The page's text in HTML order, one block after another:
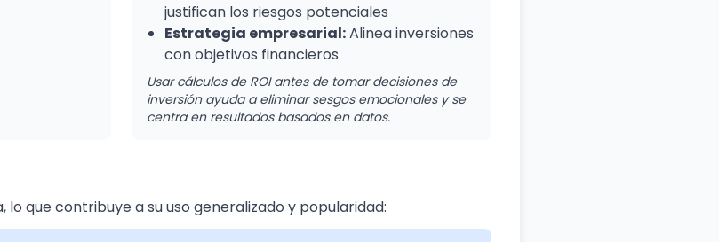
justifican los riesgos potenciales
Estrategia empresarial:Alinea inversiones
con objetivos financieros
Usar cálculos de ROI antes de tomar decisiones de
inversión ayuda a eliminar sesgos emocionales y se
centra en resultados basados en datos.
lo que contribuye a su uso generalizado y popularidad: